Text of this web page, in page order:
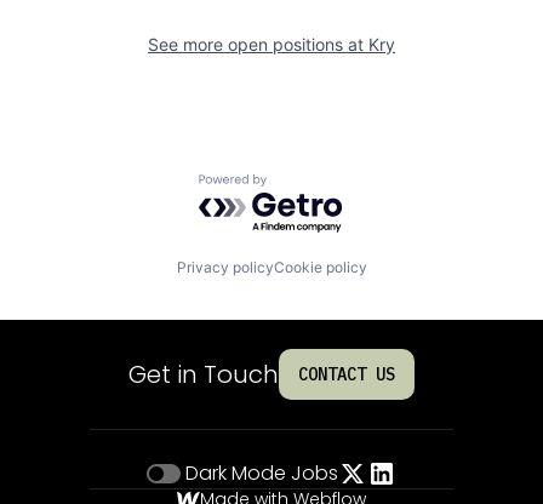
See more open positions at Kry
Powered by Getro.com
Privacy policyCookie policy
Get in Touch CONTACT US
Dark Mode Jobs
Made with Webflow